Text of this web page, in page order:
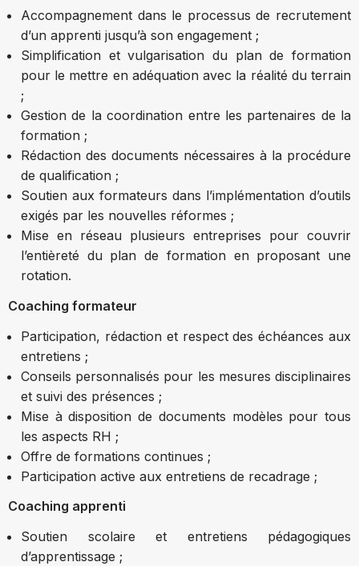
Accompagnement dans le processus de recrutement
d’un apprenti jusqu’à son engagement ;
Simplification et vulgarisation du plan de formation
pour le mettre en adéquation avec la réalité du terrain
;
Gestion de la coordination entre les partenaires de la
formation ;
Rédaction des documents nécessaires à la procédure
de qualification ;
Soutien aux formateurs dans l’implémentation d’outils
exigés par les nouvelles réformes ;
Mise en réseau plusieurs entreprises pour couvrir
l’entièreté du plan de formation en proposant une
rotation.
Coaching formateur
Participation, rédaction et respect des échéances aux
entretiens ;
Conseils personnalisés pour les mesures disciplinaires
et suivi des présences ;
Mise à disposition de documents modèles pour tous
les aspects RH ;
Offre de formations continues ;
Participation active aux entretiens de recadrage ;
Coaching apprenti
Soutien scolaire et entretiens pédagogiques
d’apprentissage ;